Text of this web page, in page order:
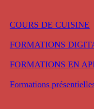
COURS DE CUISINE
FORMATIONS
FORMATIONS EN
Formations